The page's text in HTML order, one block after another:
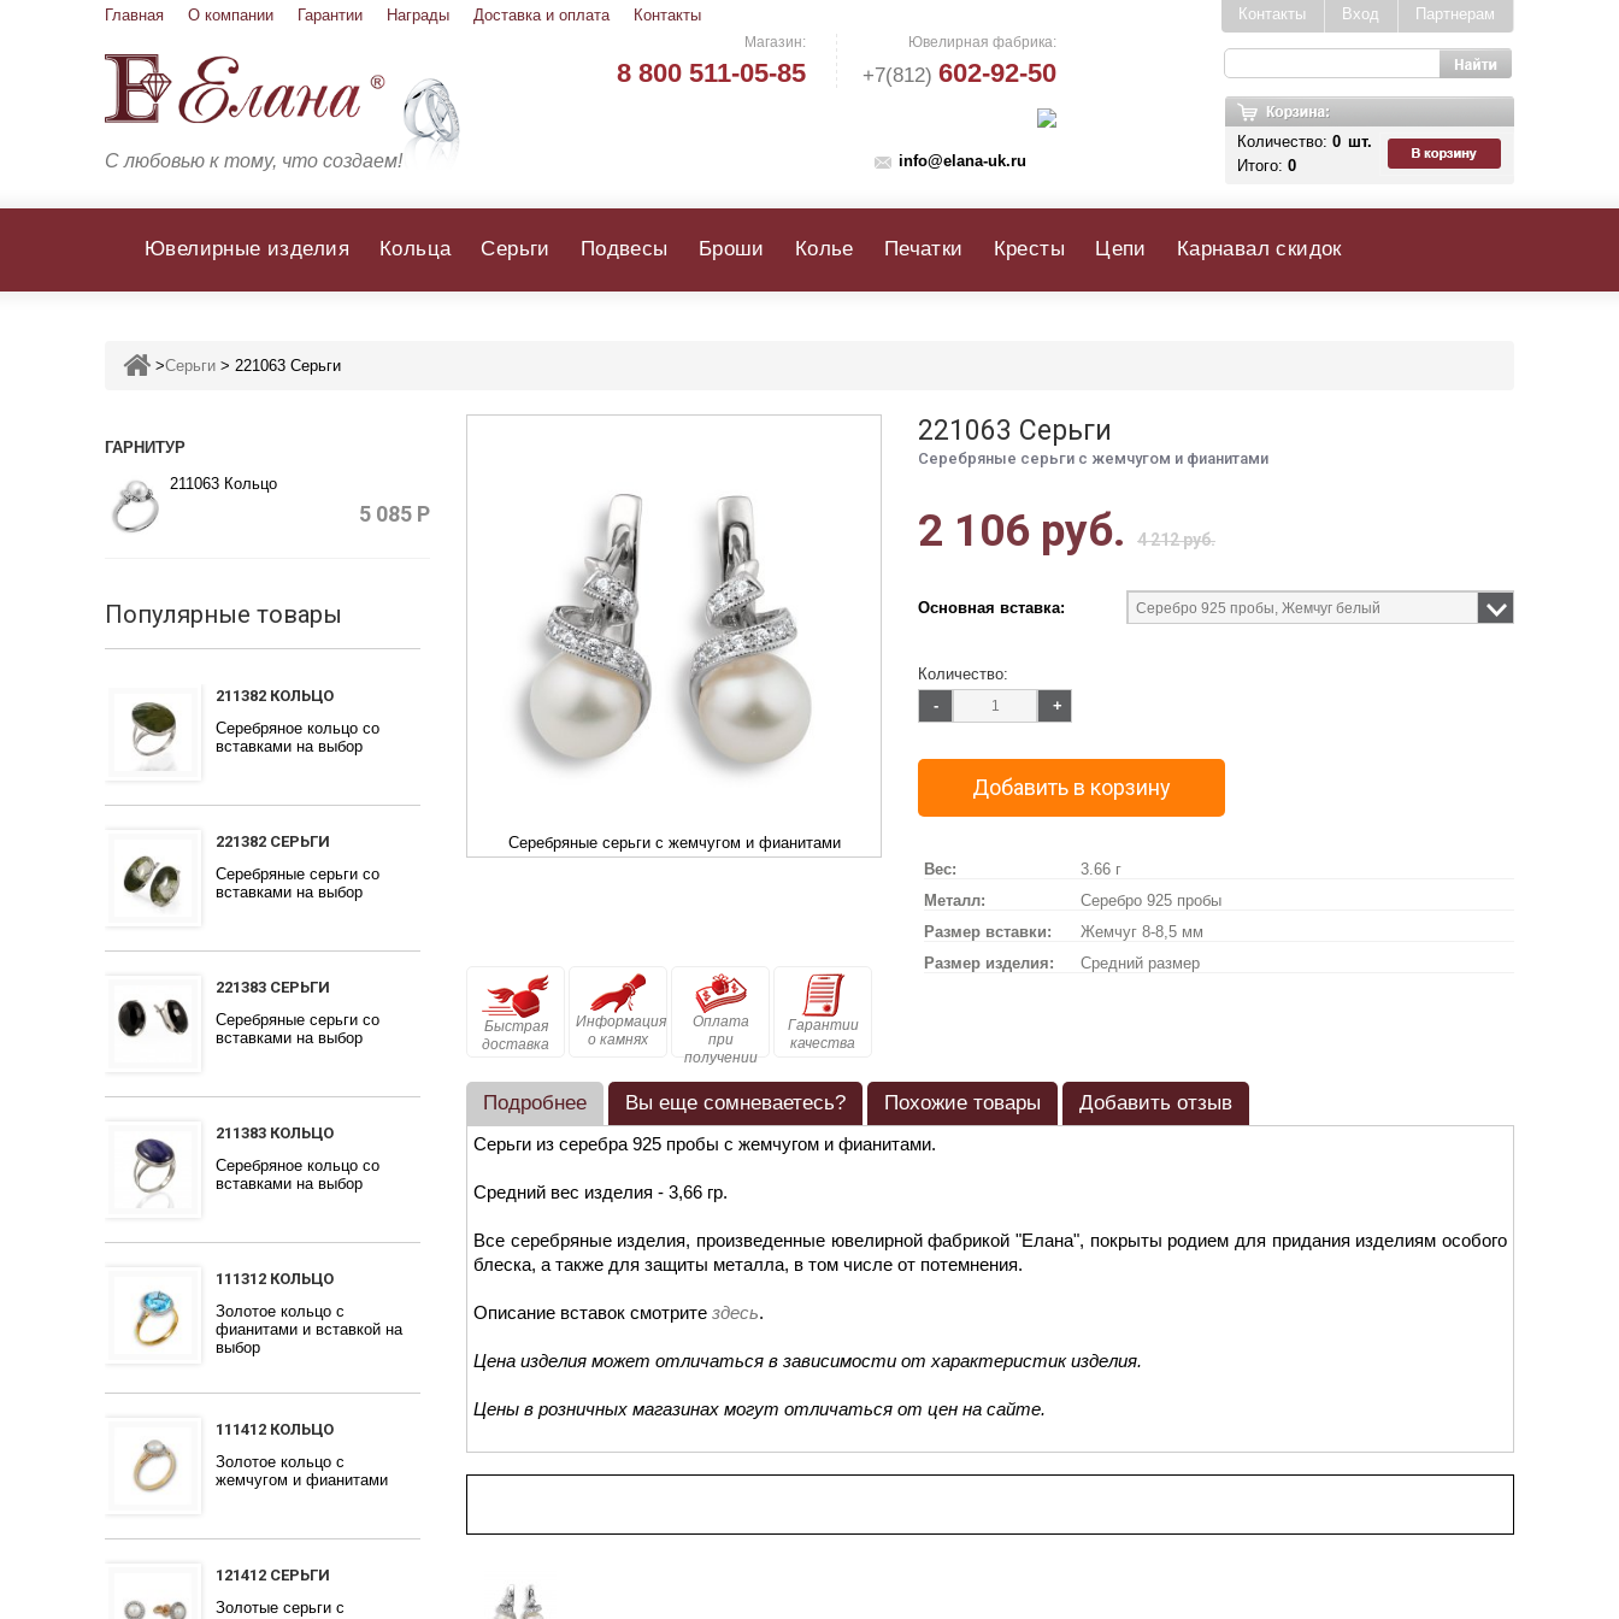
Главная О компании Гарантии Награды Доставка и оплата Контакты
С любовью к тому, что создаем!
Магазин:
8 800 511-05-85
Ювелирная фабрика:
+7(812) 602-92-50
info@elana-uk.ru
Партнерам
Вход
Контакты
Количество: 0 шт.
Итого: 0
Ювелирные изделия Кольца Серьги Подвесы Броши Колье Печатки Кресты Цепи Карнавал скидок
>Серьги > 221063 Серьги
ГАРНИТУР
211063 Кольцо
5 085 Р
Популярные товары
211382 КОЛЬЦО
Серебряное кольцо со
вставками на выбор
221382 СЕРЬГИ
Серебряные серьги со
вставками на выбор
221383 СЕРЬГИ
Серебряные серьги со
вставками на выбор
211383 КОЛЬЦО
Серебряное кольцо со
вставками на выбор
111312 КОЛЬЦО
Золотое кольцо с
фианитами и вставкой на
выбор
111412 КОЛЬЦО
Золотое кольцо с
жемчугом и фианитами
121412 СЕРЬГИ
Золотые серьги с
Серебряные серьги с жемчугом и фианитами
Быстрая
доставка
Информация
о камнях
Оплата
при
получении
Гарантии
качества
221063 Серьги
Серебряные серьги с жемчугом и фианитами
2 106 руб. 4 212 руб.
Основная вставка:
Количество:
-
+
Добавить в корзину
Вес:
3.66 г
Металл:
Серебро 925 пробы
Размер вставки:
Жемчуг 8-8,5 мм
Размер изделия:
Средний размер
Подробнее Вы еще сомневаетесь? Похожие товары Добавить отзыв
Серьги из серебра 925 пробы с жемчугом и фианитами.
Средний вес изделия - 3,66 гр.
Все серебряные изделия, произведенные ювелирной фабрикой "Елана", покрыты родием для придания изделиям особого
блеска, а также для защиты металла, в том числе от потемнения.
Описание вставок смотрите здесь.
Цена изделия может отличаться в зависимости от характеристик изделия.
Цены в розничных магазинах могут отличаться от цен на сайте.